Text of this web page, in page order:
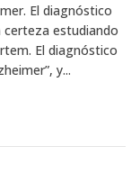
El diagnóstico
certeza estudiando
El diagnóstico
y...